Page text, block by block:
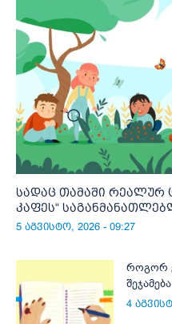
სადაც თამაში რეალურ
კაფეს“
5 აგვისტო, 2026 - 09:27
როგორ
4